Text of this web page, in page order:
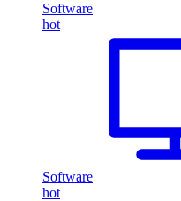
Software
hot
Software
hot